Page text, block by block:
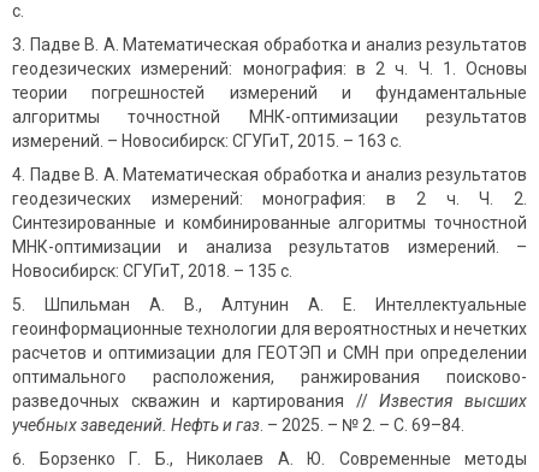
с.
Падве В. А. Математическая обработка и анализ результатов
геодезических измерений: монография: в 2 ч. Ч. 1. Основы
теории погрешностей измерений и фундаментальные
алгоритмы точностной МНК-оптимизации результатов
измерений. – Новосибирск: СГУГиТ, 2015. – 163 с.
Падве В. А. Математическая обработка и анализ результатов
геодезических измерений: монография: в 2 ч. Ч. 2.
Синтезированные и комбинированные алгоритмы точностной
МНК-оптимизации и анализа результатов измерений. –
Новосибирск: СГУГиТ, 2018. – 135 с.
Шпильман А. В., Алтунин А. Е. Интеллектуальные
геоинформационные технологии для вероятностных и нечетких
расчетов и оптимизации для ГЕОТЭП и СМН при определении
оптимального расположения, ранжирования поисково-
разведочных скважин и картирования //Известия высших
учебных заведений. Нефть и газ . – 2025. – № 2. – С. 69–84.
Борзенко Г. Б., Николаев А. Ю. Современные методы